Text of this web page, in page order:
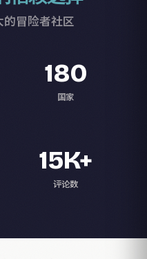
冒险者社区
180
国家
15K+
评论数